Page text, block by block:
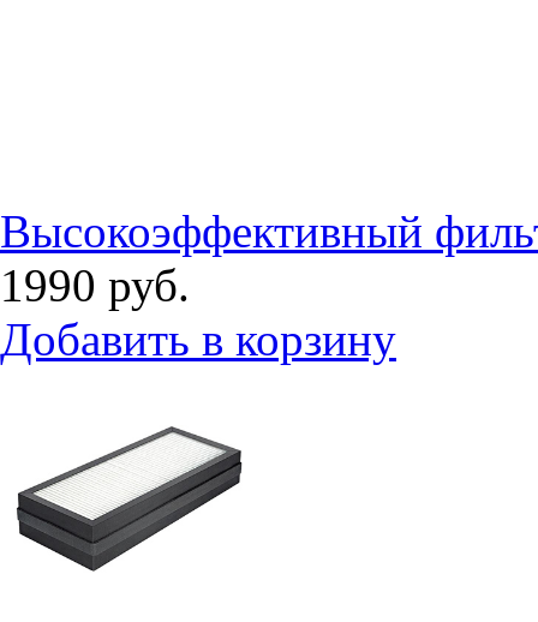
Высокоэффективный
1990 руб.
Добавить в корзину